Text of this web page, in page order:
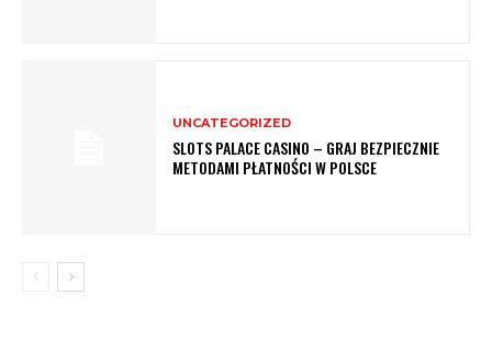
UNCATEGORIZED
SLOTS PALACE CASINO – GRAJ BEZPIECZNIE
METODAMI PŁATNOŚCI W POLSCE